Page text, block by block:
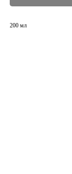
200 мл